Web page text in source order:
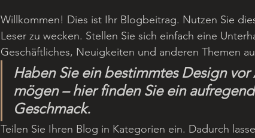
Willkommen! Dies ist Ihr Blogbeitrag. Nutzen Sie
Leser zu wecken. Stellen Sie sich einfach eine
Geschäftliches, Neuigkeiten und anderen Themen
Haben Sie ein bestimmtes Design vor
mögen – hier finden Sie ein
Geschmack.
Teilen Sie Ihren Blog in Kategorien ein. Dadurch